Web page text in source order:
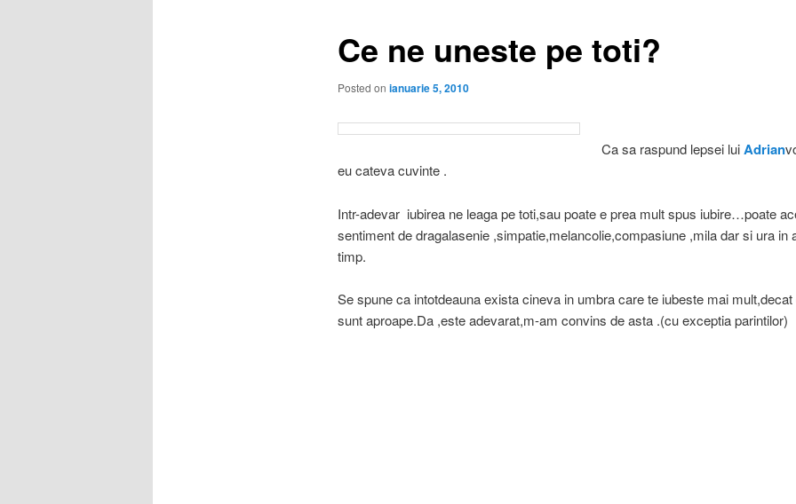
Ce ne uneste pe toti?
Posted on ianuarie 5, 2010
Ca sa raspund lepsei luiAdrian
eu cateva cuvinte .
Intr-adevar iubirea ne leaga pe toti,sau poate e prea mult spus iubire…poate
sentiment de dragalasenie ,simpatie,melancolie,compasiune ,mila dar si ura in
timp.
Se spune ca intotdeauna exista cineva in umbra care te iubeste mai
sunt aproape.Da ,este adevarat,m-am convins de asta .(cu exceptia parintilor)